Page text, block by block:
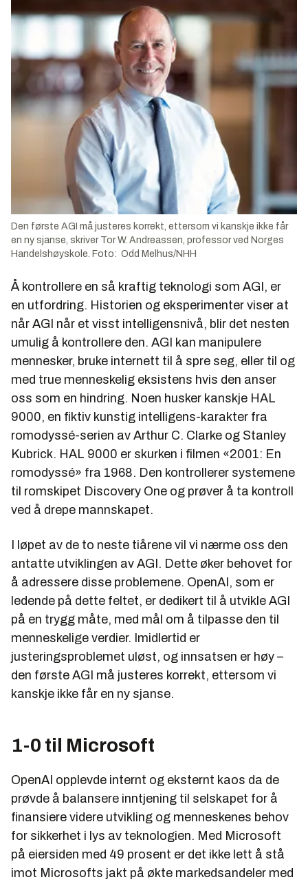
Den første AGI må justeres korrekt, ettersom vi kanskje ikke får
en ny sjanse, skriver Tor W. Andreassen, professor ved Norges
Handelshøyskole. Foto: Odd Melhus/NHH
Å kontrollere en så kraftig teknologi som AGI, er
en utfordring. Historien og eksperimenter viser at
når AGI når et visst intelligensnivå, blir det nesten
umulig å kontrollere den. AGI kan manipulere
mennesker, bruke internett til å spre seg, eller til og
med true menneskelig eksistens hvis den anser
oss som en hindring. Noen husker kanskje HAL
9000, en fiktiv kunstig intelligens-karakter fra
romodyssé-serien av Arthur C. Clarke og Stanley
Kubrick. HAL 9000 er skurken i filmen «2001: En
romodyssé» fra 1968. Den kontrollerer systemene
til romskipet Discovery One og prøver å ta kontroll
ved å drepe mannskapet.
I løpet av de to neste tiårene vil vi nærme oss den
antatte utviklingen av AGI. Dette øker behovet for
å adressere disse problemene. OpenAI, som er
ledende på dette feltet, er dedikert til å utvikle AGI
på en trygg måte, med mål om å tilpasse den til
menneskelige verdier. Imidlertid er
justeringsproblemet uløst, og innsatsen er høy –
den første AGI må justeres korrekt, ettersom vi
kanskje ikke får en ny sjanse.
1-0 til Microsoft
OpenAI opplevde internt og eksternt kaos da de
prøvde å balansere inntjening til selskapet for å
finansiere videre utvikling og menneskenes behov
for sikkerhet i lys av teknologien. Med Microsoft
på eiersiden med 49 prosent er det ikke lett å stå
imot Microsofts jakt på økte markedsandeler med